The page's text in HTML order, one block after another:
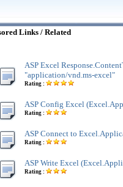
Links / Related
ASP Excel
"application/vnd.ms-excel"
Rating :
ASP Config Excel
Rating :
ASP Connect to
Rating :
ASP Write Excel
Rating :